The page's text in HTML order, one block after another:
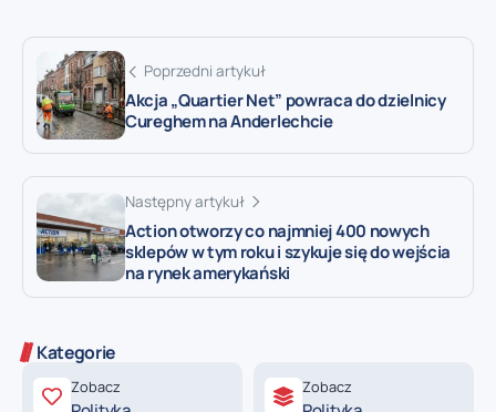
Poprzedni artykuł
Akcja „Quartier Net” powraca do dzielnicy
Cureghem na Anderlechcie
Następny artykuł
Action otworzy co najmniej 400 nowych
sklepów w tym roku i szykuje się do wejścia
na rynek amerykański
Kategorie
Zobacz Zobacz